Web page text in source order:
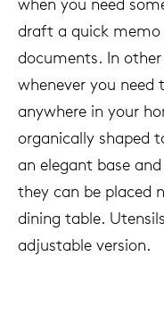
draft a quick
documents. In
whenever you
anywhere in your
organically shaped
an elegant base
they can be placed
dining table.
adjustable version.